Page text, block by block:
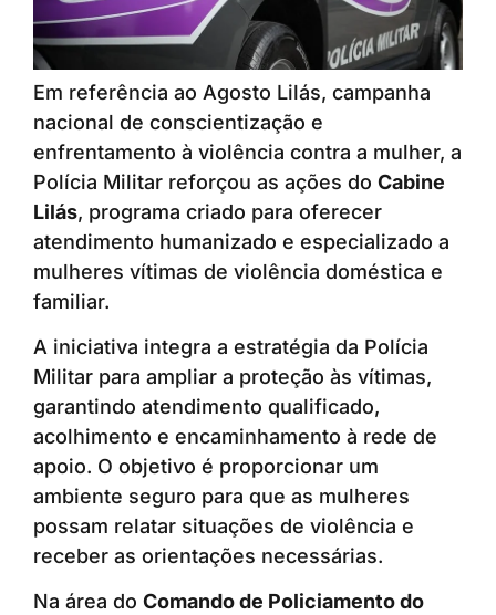
Em referência ao Agosto Lilás, campanha
nacional de conscientização e
enfrentamento à violência contra a mulher, a
Polícia Militar reforçou as ações do Cabine
Lilás, programa criado para oferecer
atendimento humanizado e especializado a
mulheres vítimas de violência doméstica e
familiar.
A iniciativa integra a estratégia da Polícia
Militar para ampliar a proteção às vítimas,
garantindo atendimento qualificado,
acolhimento e encaminhamento à rede de
apoio. O objetivo é proporcionar um
ambiente seguro para que as mulheres
possam relatar situações de violência e
receber as orientações necessárias.
Na área do Comando de Policiamento do